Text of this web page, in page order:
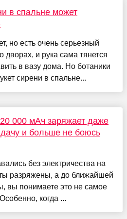
в спальне может
но есть очень серьезный
дворах, и рука сама тянется
в вазу дома. Но ботаники
сирени в спальне...
000 мАч заряжает даже
и больше не боюсь
без электричества на
разряжены, а до ближайшей
вы понимаете это не самое
когда ...